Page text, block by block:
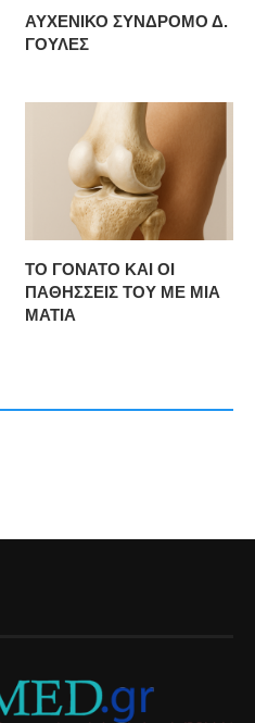
ΑΥΧΕΝΙΚΟ ΣΥΝΔΡΟΜΟ Δ.
ΓΟΥΛΕΣ
ΤΟ ΓΟΝΑΤΟ ΚΑΙ ΟΙ
ΠΑΘΗΣΣΕΙΣ ΤΟΥ ΜΕ ΜΙΑ
ΜΑΤΙΑ